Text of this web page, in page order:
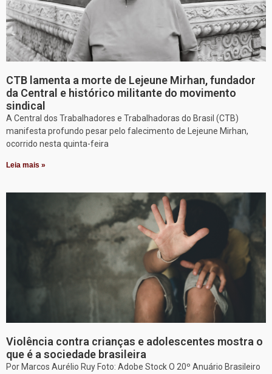
CTB lamenta a morte de Lejeune Mirhan, fundador
da Central e histórico militante do movimento
sindical
A Central dos Trabalhadores e Trabalhadoras do Brasil (CTB)
manifesta profundo pesar pelo falecimento de Lejeune Mirhan,
ocorrido nesta quinta-feira
Leia mais »
Violência contra crianças e adolescentes mostra o
que é a sociedade brasileira
Por Marcos Aurélio Ruy Foto: Adobe Stock O 20º Anuário Brasileiro